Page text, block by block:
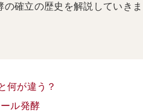
確立の歴史を解説していきま
何が違う？
ル発酵